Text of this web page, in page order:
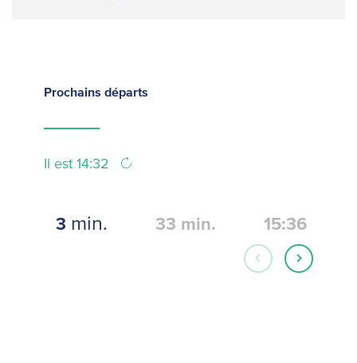
Prochains départs
Il est 14:32
3 min. 33 min. 15:36